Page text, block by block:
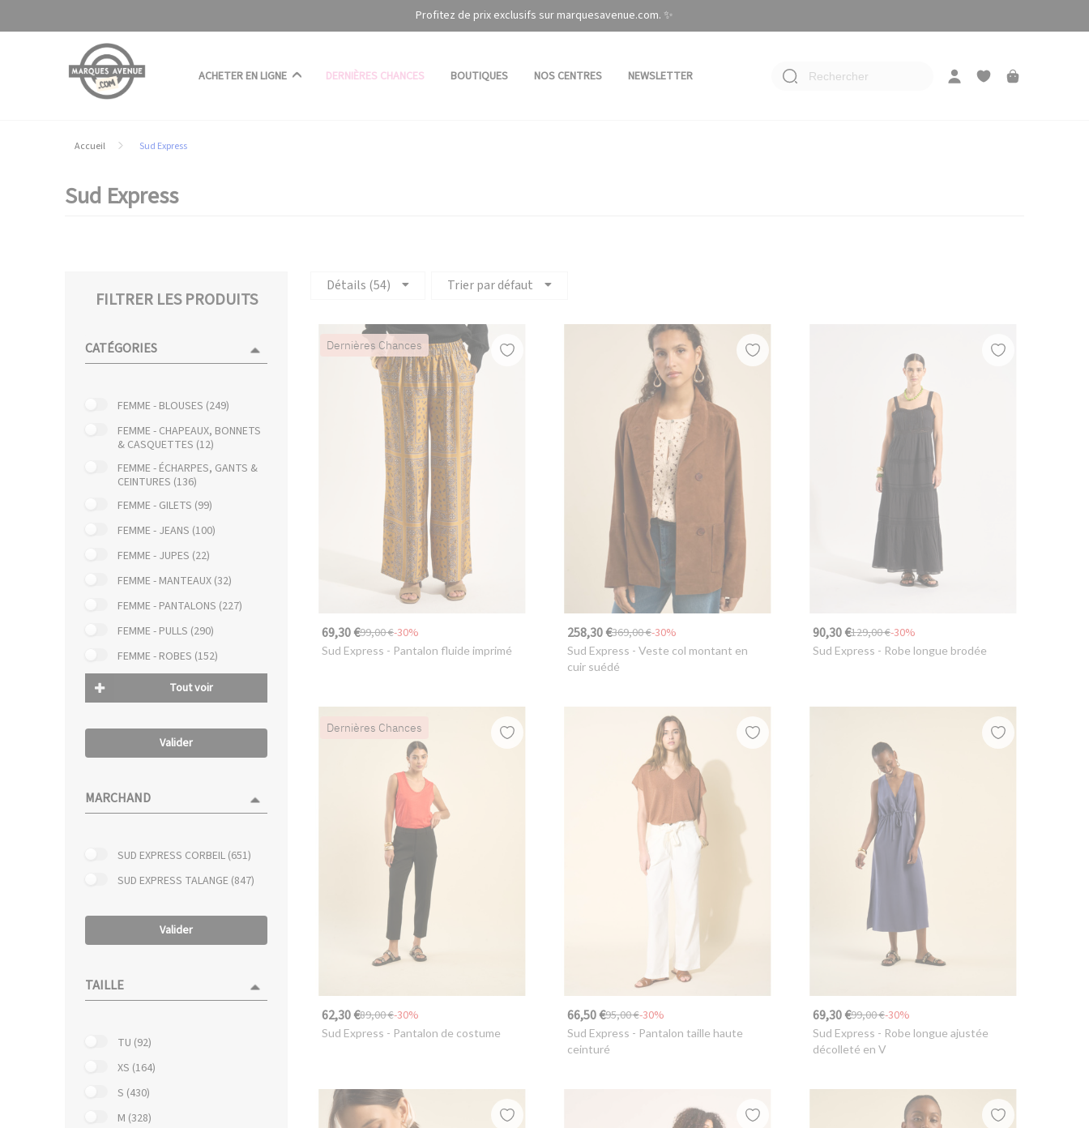
Profitez de prix exclusifs sur marquesavenue.com. ✨
ACHETER EN LIGNE DERNIÈRES CHANCES BOUTIQUES NOS CENTRES NEWSLETTER Rechercher
Accueil Sud Express
Sud Express
FILTRER LES PRODUITS
CATÉGORIES
FEMME - BLOUSES (249)
FEMME - CHAPEAUX, BONNETS
& CASQUETTES (12)
FEMME - ÉCHARPES, GANTS &
CEINTURES (136)
FEMME - GILETS (99)
FEMME - JEANS (100)
FEMME - JUPES (22)
FEMME - MANTEAUX (32)
FEMME - PANTALONS (227)
FEMME - PULLS (290)
FEMME - ROBES (152)
Tout voir
Valider
MARCHAND
SUD EXPRESS CORBEIL (651)
SUD EXPRESS TALANGE (847)
Valider
TAILLE
TU (92)
XS (164)
S (430)
M (328)
Détails (54) Trier par défaut
Dernières Chances
69,30 €99,00 €-30%
Sud Express - Pantalon fluide imprimé
258,30 €369,00 €-30%
Sud Express - Veste col montant en
cuir suédé
90,30 €129,00 €-30%
Sud Express - Robe longue brodée
Dernières Chances
62,30 €89,00 €-30%
Sud Express - Pantalon de costume
66,50 €95,00 €-30%
Sud Express - Pantalon taille haute
ceinturé
69,30 €99,00 €-30%
Sud Express - Robe longue ajustée
décolleté en V